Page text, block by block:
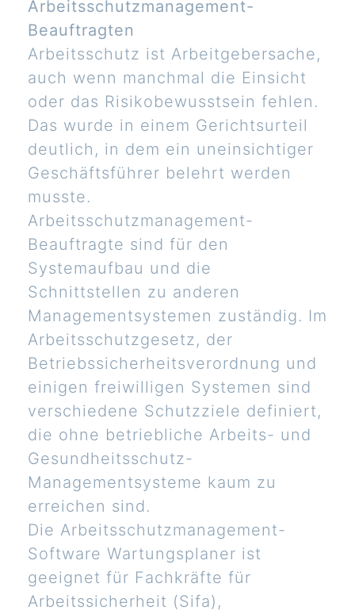
Arbeitsschutzmanagement-
Beauftragten
Arbeitsschutz ist Arbeitgebersache,
auch wenn manchmal die Einsicht
oder das Risikobewusstsein fehlen.
Das wurde in einem Gerichtsurteil
deutlich, in dem ein uneinsichtiger
Geschäftsführer belehrt werden
musste.
Arbeitsschutzmanagement-
Beauftragte sind für den
Systemaufbau und die
Schnittstellen zu anderen
Managementsystemen zuständig. Im
Arbeitsschutzgesetz, der
Betriebssicherheitsverordnung und
einigen freiwilligen Systemen sind
verschiedene Schutzziele definiert,
die ohne betriebliche Arbeits- und
Gesundheitsschutz-
Managementsysteme kaum zu
erreichen sind.
Die Arbeitsschutzmanagement-
Software Wartungsplaner ist
geeignet für Fachkräfte für
Arbeitssicherheit (Sifa),